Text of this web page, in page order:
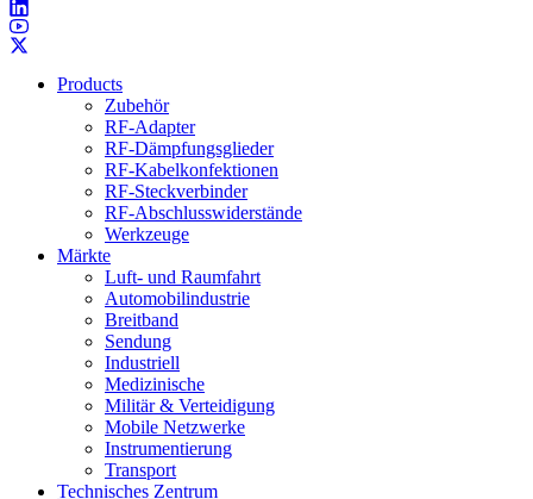
Products
Zubehör
RF-Adapter
RF-Dämpfungsglieder
RF-Kabelkonfektionen
RF-Steckverbinder
RF-Abschlusswiderstände
Werkzeuge
Märkte
Luft- und Raumfahrt
Automobilindustrie
Breitband
Sendung
Industriell
Medizinische
Militär & Verteidigung
Mobile Netzwerke
Instrumentierung
Transport
Technisches Zentrum